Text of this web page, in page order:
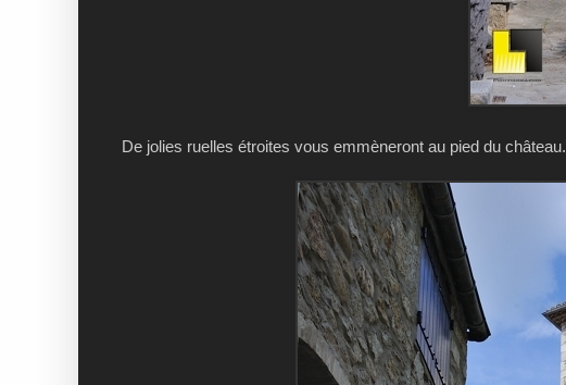
De jolies ruelles étroites vous emmèneront au pied du château.